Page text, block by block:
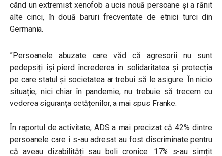
când un extremist xenofob a ucis nouă persoane și a rănit
alte cinci, în două baruri frecventate de etnici turci din
Germania.
”Persoanele abuzate care văd că agresorii nu sunt
pedepsiți își pierd încrederea în solidaritatea și protecția
pe care statul și societatea ar trebui să le asigure. În nicio
situație, nici chiar în pandemie, nu trebuie să trecem cu
vederea siguranța cetățenilor, a mai spus Franke.
În raportul de activitate, ADS a mai precizat că 42% dintre
persoanele care i s-au adresat au fost discriminate pentru
că aveau dizabilități sau boli cronice. 17% s-au simțit